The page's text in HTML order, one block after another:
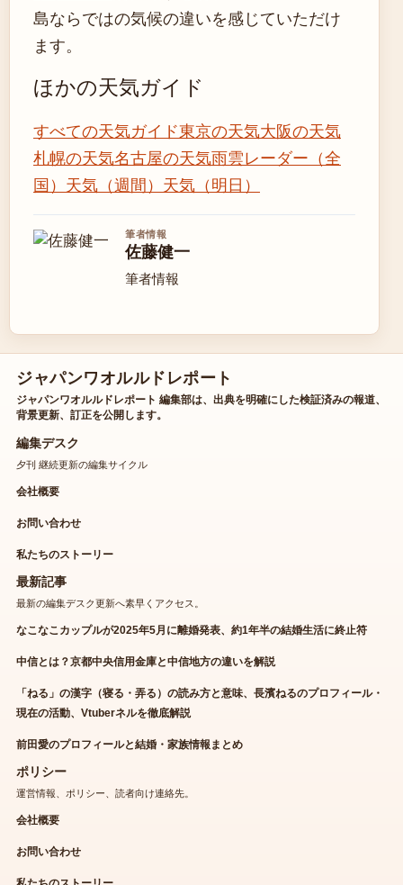
島ならではの気候の違いを感じていただけ
ます。
ほかの天気ガイド
すべての天気ガイド東京の天気大阪の天気
札幌の天気名古屋の天気雨雲レーダー（全
国） 天気（週間） 天気（明日）
筆者情報
佐藤健一
筆者情報
ジャパンワオルルドレポート
ジャパンワオルルドレポート 編集部は、出典を明確にした検証済みの報道、
背景更新、訂正を公開します。
編集デスク
夕刊 継続更新の編集サイクル
会社概要
お問い合わせ
私たちのストーリー
最新記事
最新の編集デスク更新へ素早くアクセス。
なこなこカップルが2025年5月に離婚発表、約1年半の結婚生活に終止符
中信とは？京都中央信用金庫と中信地方の違いを解説
「ねる」の漢字（寝る・弄る）の読み方と意味、長濱ねるのプロフィール・
現在の活動、Vtuberネルを徹底解説
前田愛のプロフィールと結婚・家族情報まとめ
ポリシー
運営情報、ポリシー、読者向け連絡先。
会社概要
お問い合わせ